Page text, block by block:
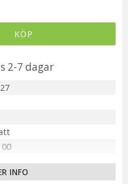
KÖP
2-7 dagar
1800K
INFO